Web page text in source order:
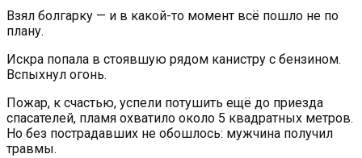
Взял болгарку — и в какой-то момент всё пошло не по
плану.
Искра попала в стоявшую рядом канистру с бензином.
Вспыхнул огонь.
Пожар, к счастью, успели потушить ещё до приезда
спасателей, пламя охватило около 5 квадратных метров.
Но без пострадавших не обошлось: мужчина получил
травмы.